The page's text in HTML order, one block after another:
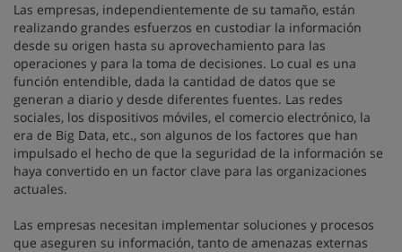
Las empresas, independientemente de su tamaño, están
realizando grandes esfuerzos en custodiar la información
desde su origen hasta su aprovechamiento para las
operaciones y para la toma de decisiones. Lo cual es una
función entendible, dada la cantidad de datos que se
generan a diario y desde diferentes fuentes. Las redes
sociales, los dispositivos móviles, el comercio electrónico, la
era de Big Data, etc., son algunos de los factores que han
impulsado el hecho de que la seguridad de la información se
haya convertido en un factor clave para las organizaciones
actuales.
Las empresas necesitan implementar soluciones y procesos
que aseguren su información, tanto de amenazas externas